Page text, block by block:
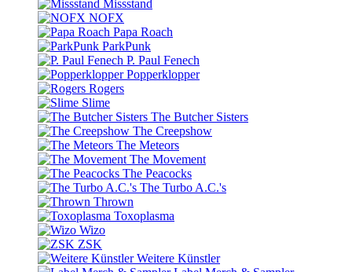
Missstand
NOFX
Papa Roach
ParkPunk
P. Paul Fenech
Popperklopper
Rogers
Slime
The Butcher Sisters
The Creepshow
The Meteors
The Movement
The Peacocks
The Turbo A.C.'s
Thrown
Toxoplasma
Wizo
ZSK
Weitere Künstler